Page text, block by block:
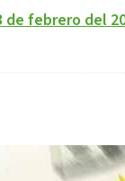
febrero del